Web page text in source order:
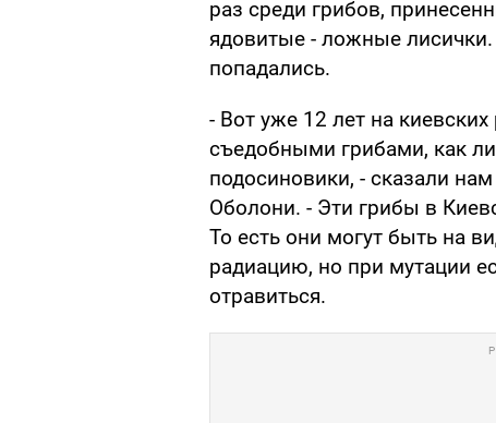
раз среди грибов,
ядовитые - ложные
попадались.
- Вот уже 12 лет на
съедобными грибами, как
подосиновики, - сказали
Оболони. - Эти грибы в
То есть они могут быть на
радиацию, но при мутации
отравиться.